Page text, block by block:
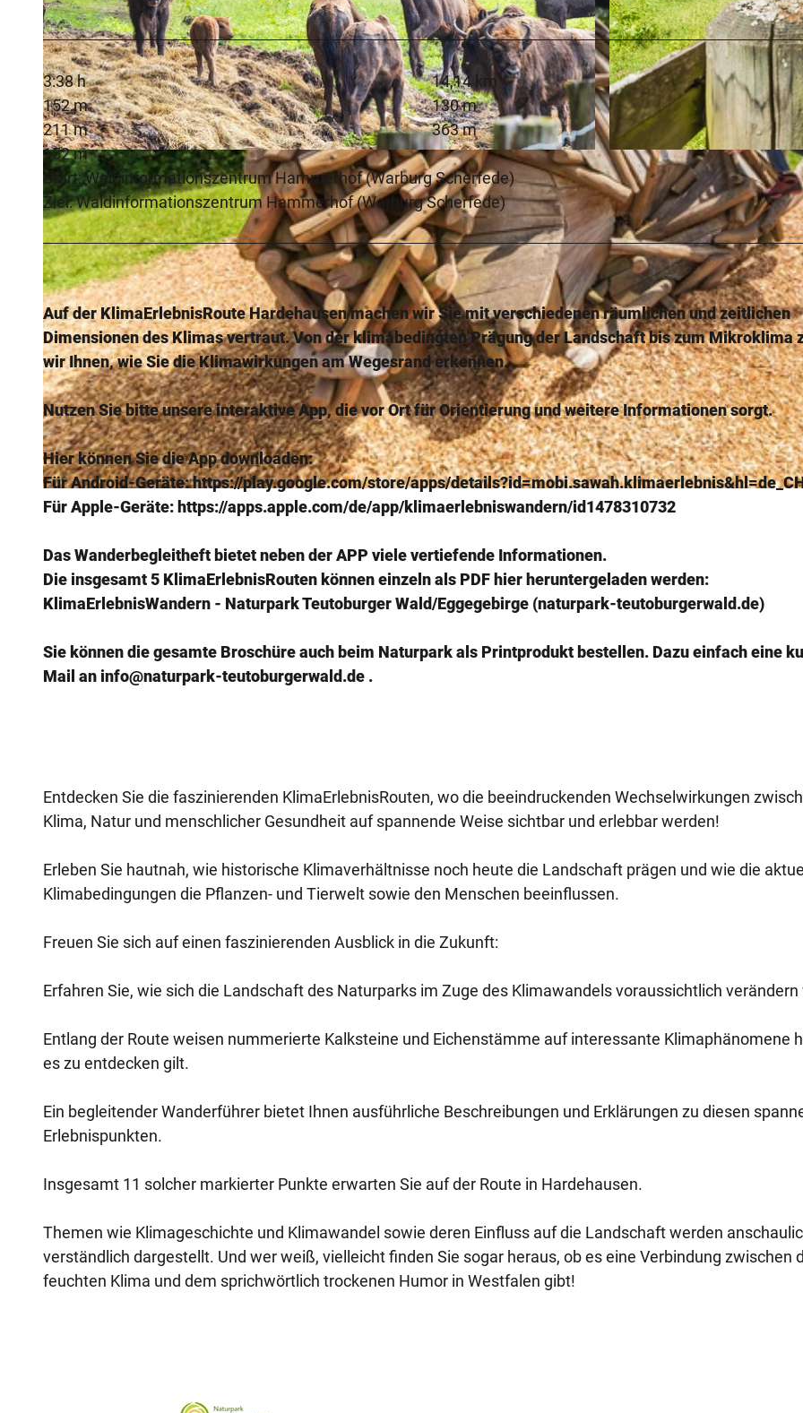
© Teutoburger Wald Tourismus, Anton Röser © Teutoburger Wald Tourismus, Anton Röser
3:38 h
14,14 km
152 m
130 m
211 m
363 m
152 m
Start: Waldinformationszentrum Hammerhof (Warburg Scherfede)
Ziel: Waldinformationszentrum Hammerhof (Warburg Scherfede)
Auf der KlimaErlebnisRoute Hardehausen machen wir Sie mit verschiedenen räumlichen und zeitlichen
Dimensionen des Klimas vertraut. Von der klimabedingten Prägung der Landschaft bis zum Mikroklima
wir Ihnen, wie Sie die Klimawirkungen am Wegesrand erkennen.
Nutzen Sie bitte unsere interaktive App, die vor Ort für Orientierung und weitere Informationen sorgt.
Hier können Sie die App downloaden:
Für Android-Geräte: https://play.google.com/store/apps/
Für Apple-Geräte: https://apps.apple.com/de/app/klimaerlebniswandern/id1478310732
Das Wanderbegleitheft bietet neben der APP viele vertiefende Informationen.
Die insgesamt 5 KlimaErlebnisRouten können einzeln als PDF hier heruntergeladen werden:
KlimaErlebnisWandern - Naturpark Teutoburger Wald/Eggegebirge (naturpark-teutoburgerwald.de)
Sie können die gesamte Broschüre auch beim Naturpark als Printprodukt bestellen. Dazu einfach eine
Mail an info@naturpark-teutoburgerwald.de .
Entdecken Sie die faszinierenden KlimaErlebnisRouten, wo die beeindruckenden Wechselwirkungen
Klima, Natur und menschlicher Gesundheit auf spannende Weise sichtbar und erlebbar werden!
Erleben Sie hautnah, wie historische Klimaverhältnisse noch heute die Landschaft prägen und wie die
Klimabedingungen die Pflanzen- und Tierwelt sowie den Menschen beeinflussen.
Freuen Sie sich auf einen faszinierenden Ausblick in die Zukunft:
Erfahren Sie, wie sich die Landschaft des Naturparks im Zuge des Klimawandels voraussichtlich verändern
Entlang der Route weisen nummerierte Kalksteine und Eichenstämme auf interessante Klimaphänomene
es zu entdecken gilt.
Ein begleitender Wanderführer bietet Ihnen ausführliche Beschreibungen und Erklärungen zu diesen
Erlebnispunkten.
Insgesamt 11 solcher markierter Punkte erwarten Sie auf der Route in Hardehausen.
Themen wie Klimageschichte und Klimawandel sowie deren Einfluss auf die Landschaft werden
verständlich dargestellt. Und wer weiß, vielleicht finden Sie sogar heraus, ob es eine Verbindung zwischen
feuchten Klima und dem sprichwörtlich trockenen Humor in Westfalen gibt!